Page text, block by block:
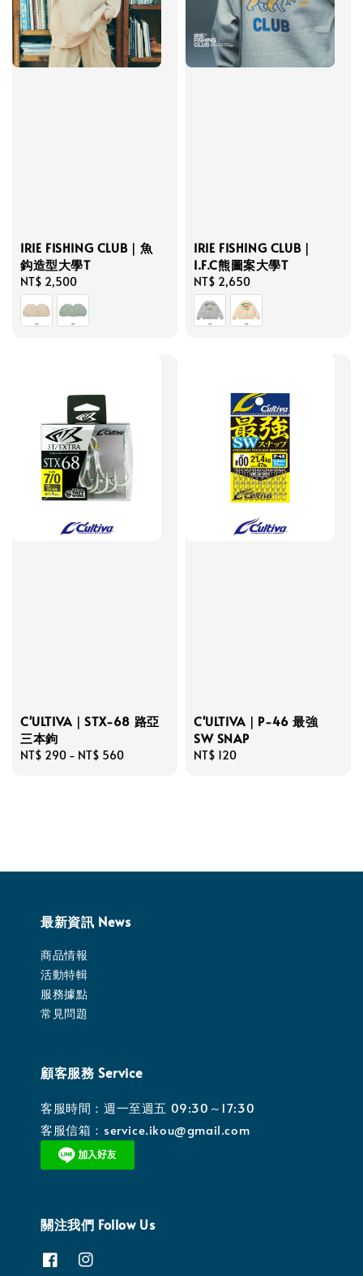
IRIE FISHING CLUB｜魚
鈎造型大學T
Regular
price
NT$ 2,500
IRIE FISHING CLUB｜
I.F.C熊圖案大學T
Regular
price
NT$ 2,650
C'ULTIVA｜STX-68 路亞
三本鉤
Regular
NT$ 290 - NT$ 560
C'ULTIVA｜P-46 最強
SW SNAP
Regular
NT$ 120
最新資訊 News
商品情報
活動特輯
服務據點
常見問題
顧客服務 Service
客服時間：週一至週五 09:30～17:30
客服信箱：service.ikou@gmail.com
關注我們 Follow Us